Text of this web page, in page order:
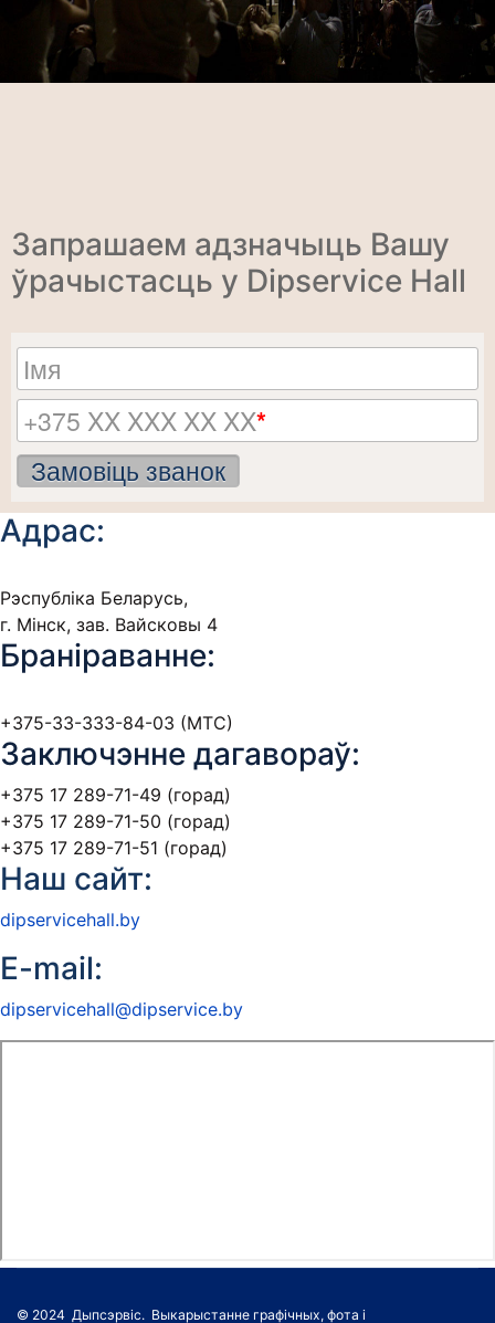
Запрашаем адзначыць Вашу
ўрачыстасць у Dipservice Hall
Імя
+375 XX XXX XX XX*
Замовіць званок
Адрас:
Рэспубліка Беларусь,
г. Мінск, зав. Вайсковы 4
Браніраванне:
+375-33-333-84-03 (МТС)
Заключэнне дагавораў:
+375 17 289-71-49 (горад)
+375 17 289-71-50 (горад)
+375 17 289-71-51 (горад)
Наш сайт:
dipservicehall.by
E-mail:
dipservicehall@dipservice.by
© 2024 Дыпсэрвіс. Выкарыстанне графічных, фота і